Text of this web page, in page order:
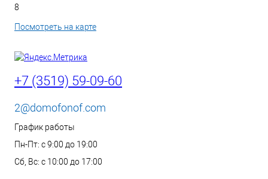
8
Посмотреть на карте
+7 (3519) 59-09-60
2@domofonof.com
График работы
Пн-Пт: с 9:00 до 19:00
Сб, Вс: с 10:00 до 17:00